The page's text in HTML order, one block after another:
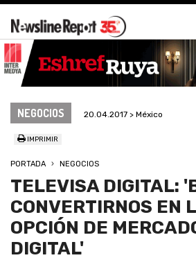
NEGOCIOS 20.04.2017 > México
IMPRIMIR
PORTADA NEGOCIOS
TELEVISA DIGITAL:
CONVERTIRNOS EN
OPCIÓN DE
DIGITAL'